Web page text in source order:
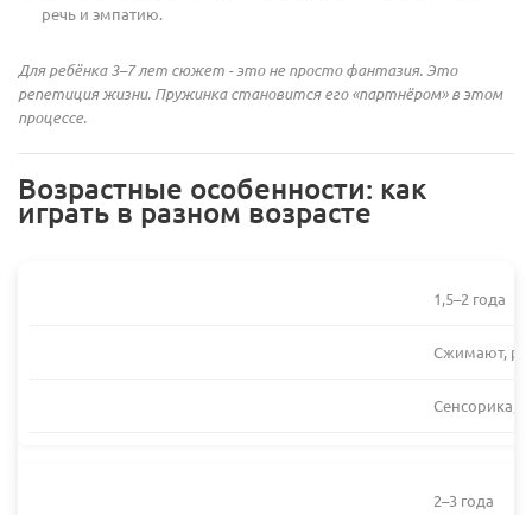
речь и эмпатию.
Для ребёнка 3–7 лет сюжет - это не просто фантазия. Это
репетиция жизни. Пружинка становится его «партнёром» в этом
процессе.
Возрастные особенности: как
играть в разном возрасте
1,5–2 года
Сжимают,
Сенсорика,
2–3 года